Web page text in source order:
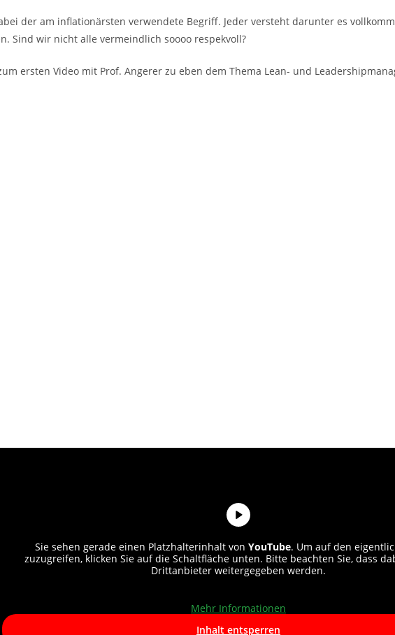
der am inflationärsten verwendete Begriff. Jeder versteht darunter es
Sind wir nicht alle vermeindlich soooo respekvoll?
ersten Video mit Prof. Angerer zu eben dem Thema Lean- und
Sie sehen gerade einen Platzhalterinhalt von YouTube. Um auf den
zuzugreifen, klicken Sie auf die Schaltfläche unten. Bitte beachten Sie, dass
Drittanbieter weitergegeben werden.
Mehr Informationen
Inhalt entsperren